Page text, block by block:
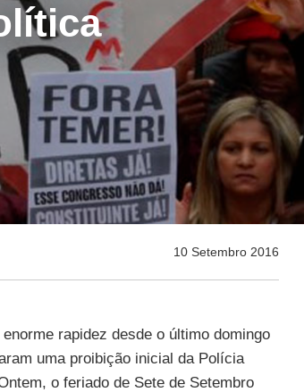
10 Setembro 2016
rapidez desde o último domingo
uma proibição inicial da Polícia
o feriado de Sete de Setembro